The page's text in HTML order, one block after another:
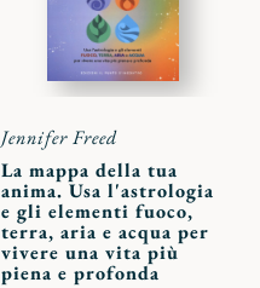
Jennifer Freed
La mappa della tua
anima. Usa l'astrologia
e gli elementi fuoco,
terra, aria e acqua per
vivere una vita più
piena e profonda